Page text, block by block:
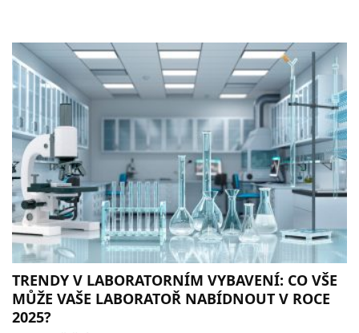
TRENDY V LABORATORNÍM VYBAVENÍ: CO VŠE
MŮŽE VAŠE LABORATOŘ NABÍDNOUT V ROCE
2025?